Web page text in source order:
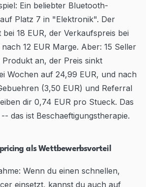
Ein beliebter Bluetooth-
Platz 7 in "Elektronik". Der
bei 18 EUR, der Verkaufspreis bei
12 EUR Marge. Aber: 15 Seller
Produkt an, der Preis sinkt
Wochen auf 24,99 EUR, und nach
(3,50 EUR) und Referral
dir 0,74 EUR pro Stueck. Das
das ist Beschaeftigungstherapie.
als Wettbewerbsvorteil
Wenn du einen schnellen,
einsetzt, kannst du auch auf